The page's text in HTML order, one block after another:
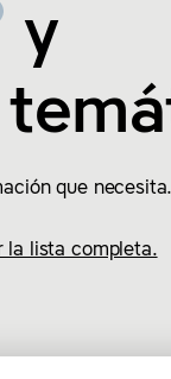
y
que necesita.
la lista completa.